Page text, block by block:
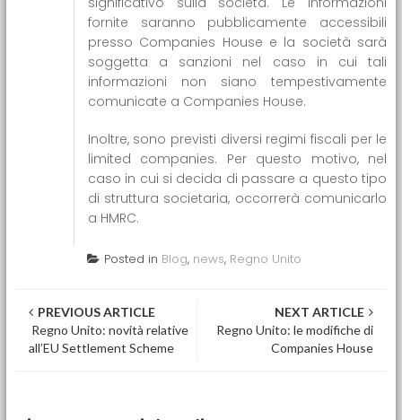
fornite saranno pubblicamente accessibili
presso Companies House e la società sarà
soggetta a sanzioni nel caso in cui tali
informazioni non siano tempestivamente
comunicate a Companies House.
Inoltre, sono previsti diversi regimi fiscali per le
limited companies. Per questo motivo, nel
caso in cui si decida di passare a questo tipo
di struttura societaria, occorrerà comunicarlo
a HMRC.
Posted in Blog, news, Regno Unito
Post navigation
PREVIOUS ARTICLE
Regno Unito: novità relative
all’EU Settlement Scheme
NEXT ARTICLE
Regno Unito: le modifiche di
Companies House